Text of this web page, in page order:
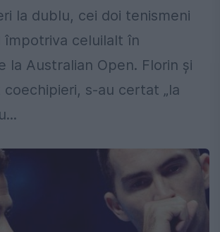
la dublu, cei doi tenismeni
împotriva celuilalt în
la Australian Open. Florin și
s-au certat „la